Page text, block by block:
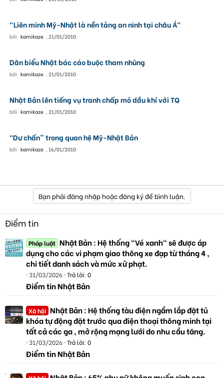
"Liên minh Mỹ-Nhật là nền tảng an ninh tại châu Á"
bởi kamikaze , 21/01/2010
Dân biểu Nhật bác cáo buộc tham nhũng
bởi kamikaze , 21/01/2010
Nhật Bản lên tiếng vụ tranh chấp mỏ dầu khí với TQ
bởi kamikaze , 21/01/2010
“Dư chấn” trong quan hệ Mỹ-Nhật Bản
bởi kamikaze , 16/01/2010
Bạn phải đăng nhập hoặc đăng ký để bình luận.
Điểm tin
Pháp luật Nhật Bản : Hệ thống "Vé xanh" sẽ được áp
dụng cho các vi phạm giao thông xe đạp từ tháng 4 ,
chi tiết danh sách và mức xử phạt.
31/03/2026 Trả lời: 0
Điểm tin Nhật Bản
Xã hội Nhật Bản : Hệ thống tàu điện ngầm lắp đặt tủ
khóa tự động đặt trước qua điện thoại thông minh tại
tất cả các ga , mở rộng mạng lưới do nhu cầu tăng.
31/03/2026 Trả lời: 0
Điểm tin Nhật Bản